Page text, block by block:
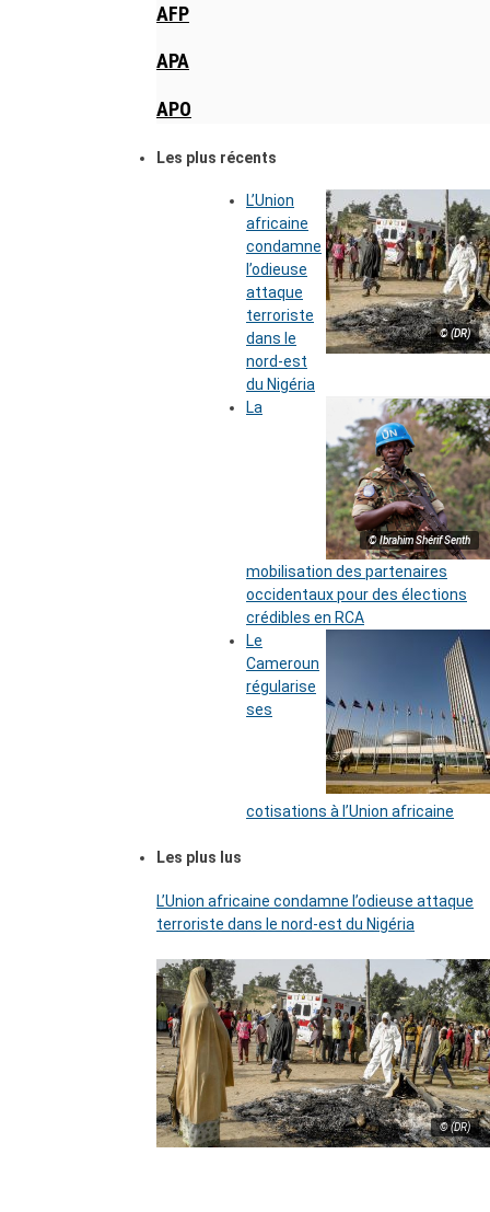
AFP
APA
APO
Les plus récents
© (DR)
L’Union
africaine
condamne
l’odieuse
attaque
terroriste
dans le
nord-est
du Nigéria
© Ibrahim Shérif Senth
La
mobilisation des partenaires
occidentaux pour des élections
crédibles en RCA
Le
Cameroun
régularise
ses
cotisations à l’Union africaine
Les plus lus
L’Union africaine condamne l’odieuse attaque
terroriste dans le nord-est du Nigéria
© (DR)